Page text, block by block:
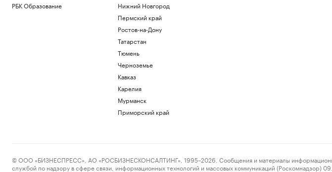
РБК Образование
Нижний Новгород
Пермский край
Ростов-на-Дону
Татарстан
Тюмень
Черноземье
Кавказ
Карелия
Мурманск
Приморский край
© ООО «БИЗНЕСПРЕСС», АО «РОСБИЗНЕСКОНСАЛТИНГ», 1995–2026. Сообщения и материалы
службой по надзору в сфере связи, информационных технологий и массовых коммуникаций (Роскомнадзор)